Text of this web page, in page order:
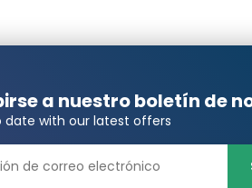
a nuestro boletín de
date with our latest offers